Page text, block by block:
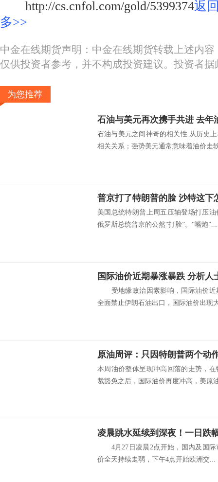
http://cs.cnfol.com/gold/5399374返
多>>
中金在线期货声明：中金在线期货转载上述内
仅供投资者参考，并不构成投资建议。投资者
为您推荐
石油与美元之间神奇的相关性 从历史
相关关系；强势美元通常意味着油价走
普京打了特朗普的脸 沙特这下
美国总统特朗普上周五压轴登场打压
俄罗斯总统普京的公然“打脸”。“嘴炮”...
国际油价近期暴涨暴跌 分析
受地缘政治因素影响，国际油价近
全面禁止伊朗石油出口，国际油价出现
本周油价整体呈现冲高回落的走势，
裁豁免之后，国际油价再度冲高，美原
4月27日凌晨2点开始，国内及国际
价全天持续走弱，下午4点开始欧洲交...